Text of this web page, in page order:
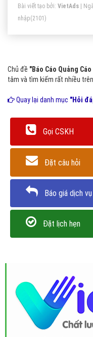
Bài viết tạo bởi: VietAds |
nhập(2101)
Chủ đề "Báo Cáo Quảng
tâm và tìm kiếm rất nhiều
Quay lại danh mục "Hỏi
Gọi CSKH
Đặt câu hỏi
Báo giá dịch vụ
Đặt lịch hẹn